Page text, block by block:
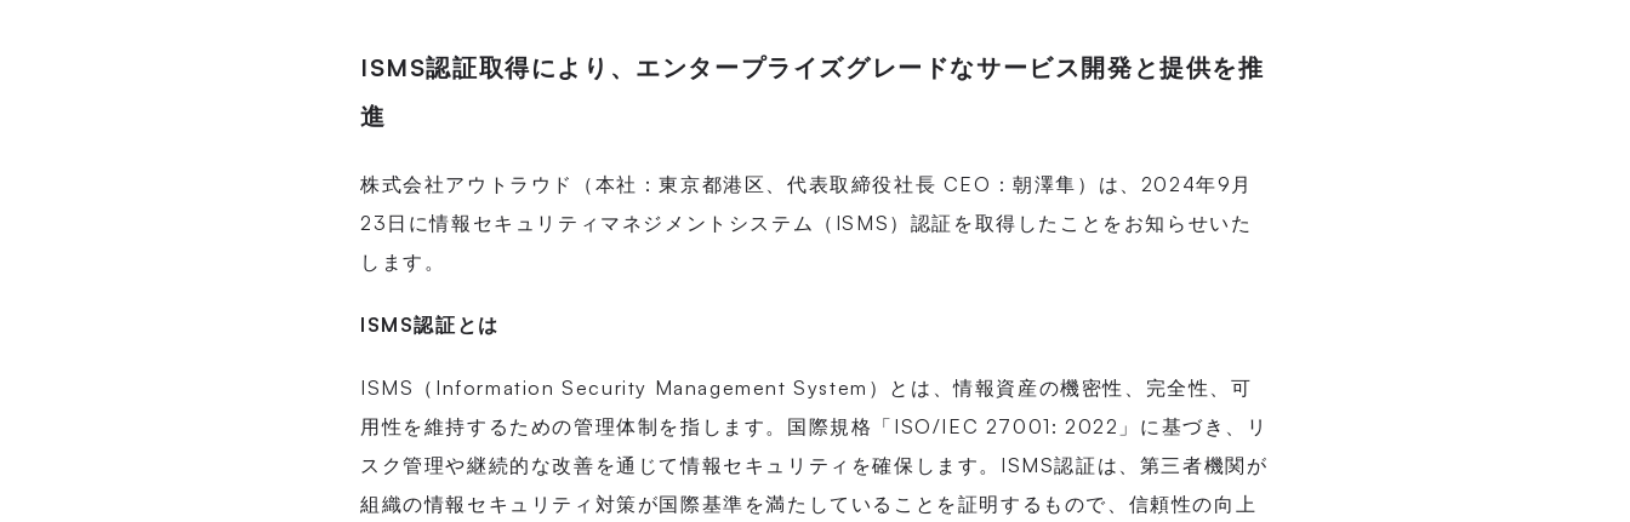
ISMS認証取得により、エンタープライズグレードなサービス開発と提供を推
進
株式会社アウトラウド（本社：東京都港区、代表取締役社長 CEO：朝澤隼）は、2024年9月
23日に情報セキュリティマネジメントシステム（ISMS）認証を取得したことをお知らせいた
します。
ISMS認証とは
ISMS（Information Security Management System）とは、情報資産の機密性、完全性、可
用性を維持するための管理体制を指します。国際規格「ISO/IEC 27001: 2022」に基づき、リ
スク管理や継続的な改善を通じて情報セキュリティを確保します。ISMS認証は、第三者機関が
組織の情報セキュリティ対策が国際基準を満たしていることを証明するもので、信頼性の向上